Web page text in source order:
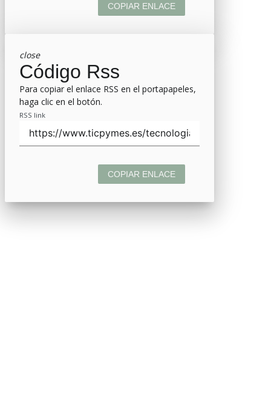
COPIAR ENLACE
close
Código Rss
Para copiar el enlace RSS en el portapapeles,
haga clic en el botón.
RSS link
COPIAR ENLACE